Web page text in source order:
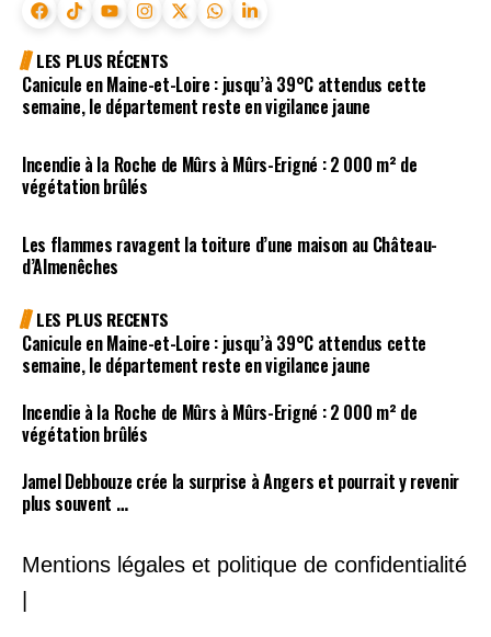
LES PLUS RÉCENTS
Canicule en Maine-et-Loire : jusqu’à 39°C attendus cette
semaine, le département reste en vigilance jaune
Incendie à la Roche de Mûrs à Mûrs-Erigné : 2 000 m² de
végétation brûlés
Les flammes ravagent la toiture d’une maison au Château-
d’Almenêches
LES PLUS RECENTS
Canicule en Maine-et-Loire : jusqu’à 39°C attendus cette
semaine, le département reste en vigilance jaune
Incendie à la Roche de Mûrs à Mûrs-Erigné : 2 000 m² de
végétation brûlés
Jamel Debbouze crée la surprise à Angers et pourrait y revenir
plus souvent …
Mentions légales et politique de confidentialité
|